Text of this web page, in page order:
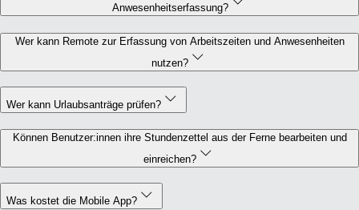
Anwesenheitserfassung?
Wer kann Remote zur Erfassung von Arbeitszeiten und Anwesenheiten
nutzen?
Wer kann Urlaubsanträge prüfen?
Können Benutzer:innen ihre Stundenzettel aus der Ferne bearbeiten und
einreichen?
Was kostet die Mobile App?